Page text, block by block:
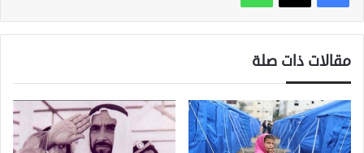
مقالات ذات صلة